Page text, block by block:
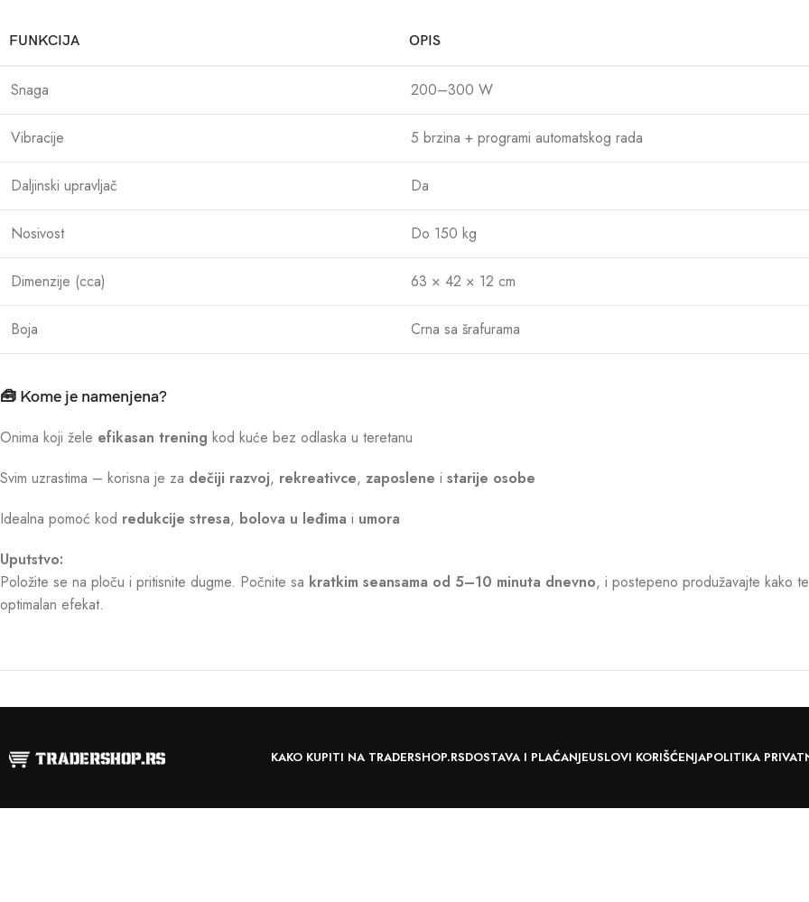
FUNKCIJA OPIS
Snaga 200–300 W
Vibracije 5 brzina + programi automatskog rada
Daljinski upravljač Da
Nosivost Do 150 kg
Dimenzije (cca) 63 × 42 × 12 cm
Boja Crna sa šrafurama
🧰 Kome je namenjena?
Onima koji žele efikasan trening kod kuće bez odlaska u teretanu
Svim uzrastima – korisna je za dečiji razvoj, rekreativce, zaposlene i starije osobe
Idealna pomoć kod redukcije stresa, bolova u leđima i umora
Uputstvo:
Položite se na ploču i pritisnite dugme. Počnite sa kratkim seansama od 5–10 minuta dnevno, i postepeno produžavajte kako
optimalan efekat.
KAKO KUPITI NA TRADERSHOP.RSDOSTAVA I PLAĆANJEUSLOVI KORIŠĆENJAPOLITIKA